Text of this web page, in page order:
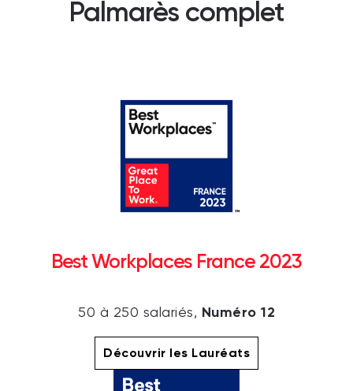
Palmarès complet
Best Workplaces France 2023
50 à 250 salariés, Numéro 12
Découvrir les Lauréats